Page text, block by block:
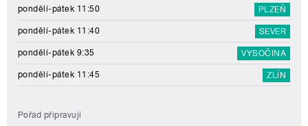
pondělí-pátek 11:50 PLZEŇ
pondělí-pátek 11:40 SEVER
pondělí-pátek 9:35 VYSOČINA
pondělí-pátek 11:45 ZLÍN
Pořad připravují